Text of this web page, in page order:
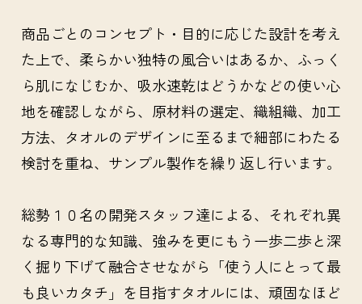
商品ごとのコンセプト・目的に応じた設計を考え
た上で、柔らかい独特の風合いはあるか、ふっく
ら肌になじむか、吸水速乾はどうかなどの使い心
地を確認しながら、原材料の選定、織組織、加工
方法、タオルのデザインに至るまで細部にわたる
検討を重ね、サンプル製作を繰り返し行います。
総勢１０名の開発スタッフ達による、それぞれ異
なる専門的な知識、強みを更にもう一歩二歩と深
く掘り下げて融合させながら「使う人にとって最
も良いカタチ」を目指すタオルには、頑固なほど